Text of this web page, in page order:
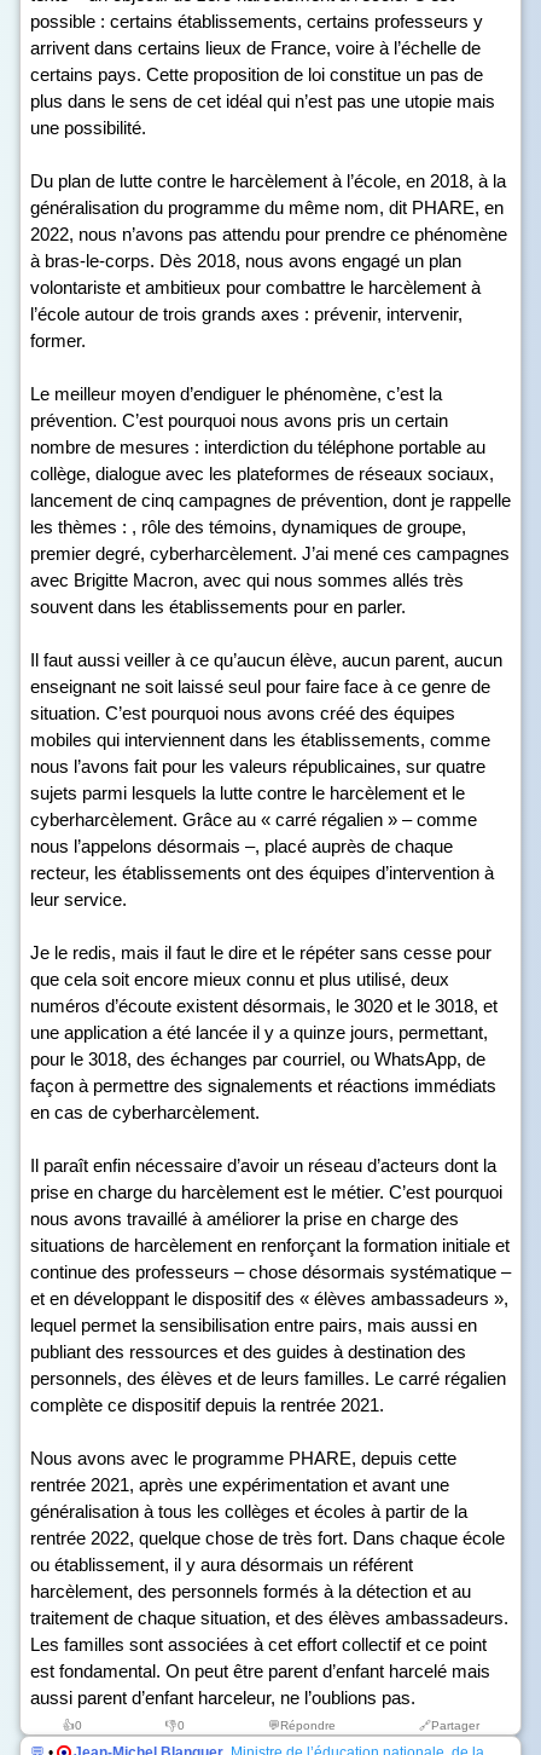
possible : certains établissements, certains professeurs y
arrivent dans certains lieux de France, voire à l’échelle de
certains pays. Cette proposition de loi constitue un pas de
plus dans le sens de cet idéal qui n’est pas une utopie mais
une possibilité.
Du plan de lutte contre le harcèlement à l’école, en 2018, à la
généralisation du programme du même nom, dit PHARE, en
2022, nous n’avons pas attendu pour prendre ce phénomène
à bras-le-corps. Dès 2018, nous avons engagé un plan
volontariste et ambitieux pour combattre le harcèlement à
l’école autour de trois grands axes : prévenir, intervenir,
former.
Le meilleur moyen d’endiguer le phénomène, c’est la
prévention. C’est pourquoi nous avons pris un certain
nombre de mesures : interdiction du téléphone portable au
collège, dialogue avec les plateformes de réseaux sociaux,
lancement de cinq campagnes de prévention, dont je rappelle
les thèmes : , rôle des témoins, dynamiques de groupe,
premier degré, cyberharcèlement. J’ai mené ces campagnes
avec Brigitte Macron, avec qui nous sommes allés très
souvent dans les établissements pour en parler.
Il faut aussi veiller à ce qu’aucun élève, aucun parent, aucun
enseignant ne soit laissé seul pour faire face à ce genre de
situation. C’est pourquoi nous avons créé des équipes
mobiles qui interviennent dans les établissements, comme
nous l’avons fait pour les valeurs républicaines, sur quatre
sujets parmi lesquels la lutte contre le harcèlement et le
cyberharcèlement. Grâce au « carré régalien » – comme
nous l’appelons désormais –, placé auprès de chaque
recteur, les établissements ont des équipes d’intervention à
leur service.
Je le redis, mais il faut le dire et le répéter sans cesse pour
que cela soit encore mieux connu et plus utilisé, deux
numéros d’écoute existent désormais, le 3020 et le 3018, et
une application a été lancée il y a quinze jours, permettant,
pour le 3018, des échanges par courriel, ou WhatsApp, de
façon à permettre des signalements et réactions immédiats
en cas de cyberharcèlement.
Il paraît enfin nécessaire d’avoir un réseau d’acteurs dont la
prise en charge du harcèlement est le métier. C’est pourquoi
nous avons travaillé à améliorer la prise en charge des
situations de harcèlement en renforçant la formation initiale et
continue des professeurs – chose désormais systématique –
et en développant le dispositif des « élèves ambassadeurs »,
lequel permet la sensibilisation entre pairs, mais aussi en
publiant des ressources et des guides à destination des
personnels, des élèves et de leurs familles. Le carré régalien
complète ce dispositif depuis la rentrée 2021.
Nous avons avec le programme PHARE, depuis cette
rentrée 2021, après une expérimentation et avant une
généralisation à tous les collèges et écoles à partir de la
rentrée 2022, quelque chose de très fort. Dans chaque école
ou établissement, il y aura désormais un référent
harcèlement, des personnels formés à la détection et au
traitement de chaque situation, et des élèves ambassadeurs.
Les familles sont associées à cet effort collectif et ce point
est fondamental. On peut être parent d’enfant harcelé mais
aussi parent d’enfant harceleur, ne l’oublions pas.
👍0 👎0 💬Répondre 🔗Partager